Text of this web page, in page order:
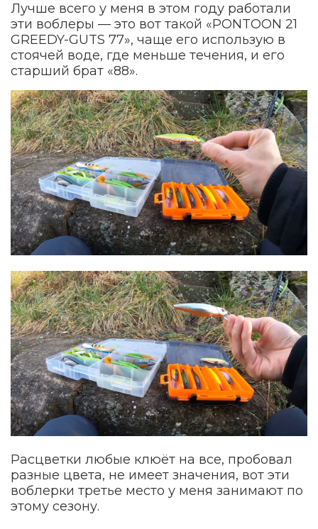
Лучше всего у меня в этом году работали
эти воблеры — это вот такой «PONTOON 21
GREEDY-GUTS 77», чаще его использую в
стоячей воде, где меньше течения, и его
старший брат «88».
Расцветки любые клюёт на все, пробовал
разные цвета, не имеет значения, вот эти
воблерки третье место у меня занимают по
этому сезону.